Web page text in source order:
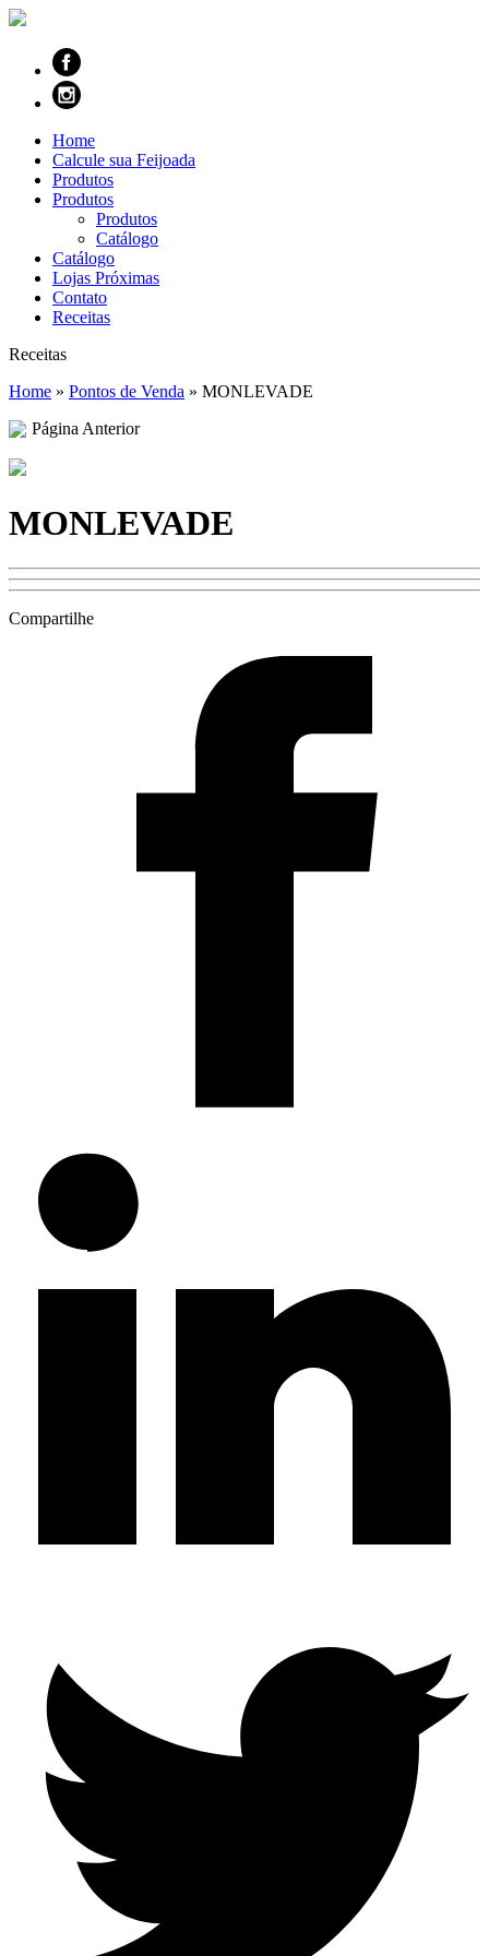
Home
Calcule sua Feijoada
Produtos
Produtos
Produtos
Catálogo
Catálogo
Lojas Próximas
Contato
Receitas
Receitas
Home » Pontos de Venda » MONLEVADE
Página Anterior
MONLEVADE
Compartilhe